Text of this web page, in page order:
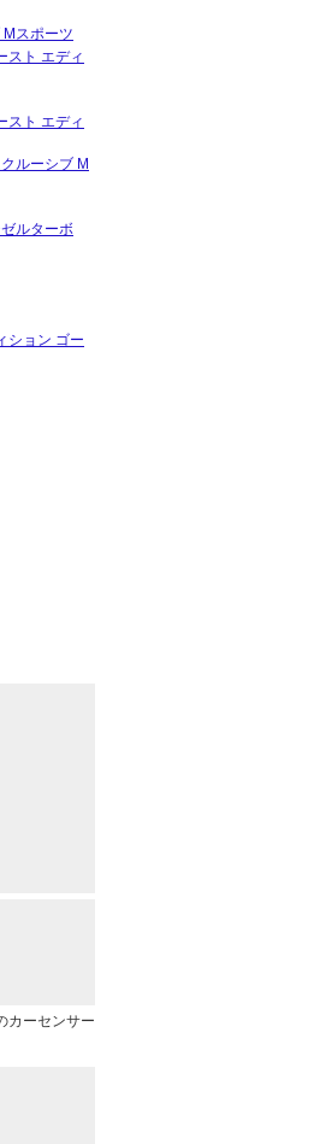
スポーツ
スト エディ
スト エディ
ルーシブ M
ルターボ
ション ゴー
カーセンサー